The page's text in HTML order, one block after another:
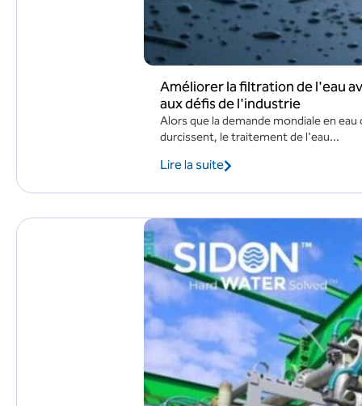
Améliorer la filtration de l'eau
aux défis de l'industrie
Alors que la demande mondiale en
durcissent, le traitement de l'eau...
Lire la suite